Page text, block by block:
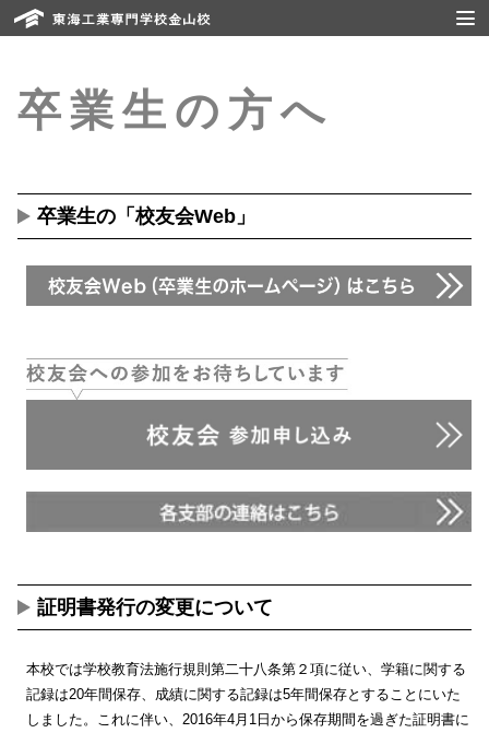
卒業生の方へ
卒業生の「校友会Web」
証明書発行の変更について
本校では学校教育法施行規則第二十八条第２項に従い、学籍に関する
記録は20年間保存、成績に関する記録は5年間保存とすることにいた
しました。これに伴い、2016年4月1日から保存期間を過ぎた証明書に